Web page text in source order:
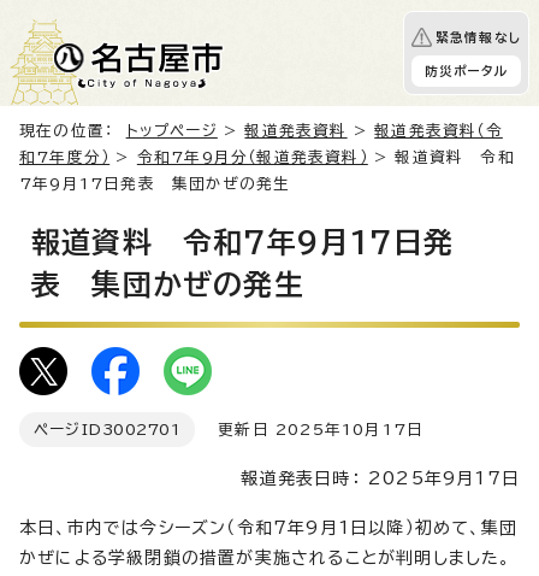
緊急情報なし
防災ポータル
現在の位置： トップページ >報道発表資料 >報道発表資料（令
和7年度分）
> 令和7年9月分（報道発表資料）
> 報道資料 令和
7年9月17日発表 集団かぜの発生
報道資料 令和7年9月17日発
表 集団かぜの発生
ページID 3002701 更新日 2025年10月17日
報道発表日時： 2025年9月17日
本日、市内では今シーズン（令和7年9月1日以降）初めて、集団
かぜによる学級閉鎖の措置が実施されることが判明しました。